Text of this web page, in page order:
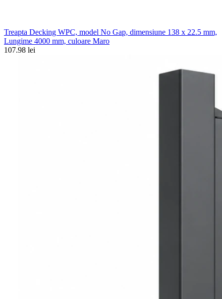
Treapta Decking WPC, model No Gap, dimensiune 138 x 22.5 mm,
Lungime 4000 mm, culoare Maro
107.98 lei